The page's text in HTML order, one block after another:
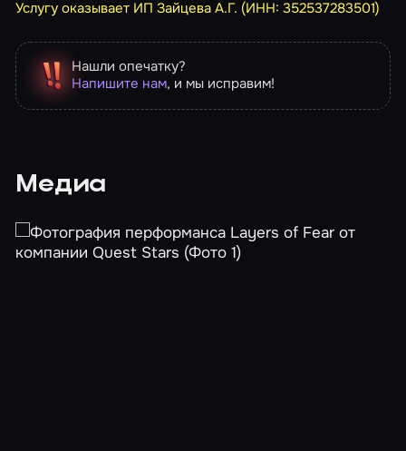
Услугу оказывает ИП Зайцева А.Г. (ИНН: 352537283501)
Нашли опечатку?
Напишите нам, и мы исправим!
Медиа